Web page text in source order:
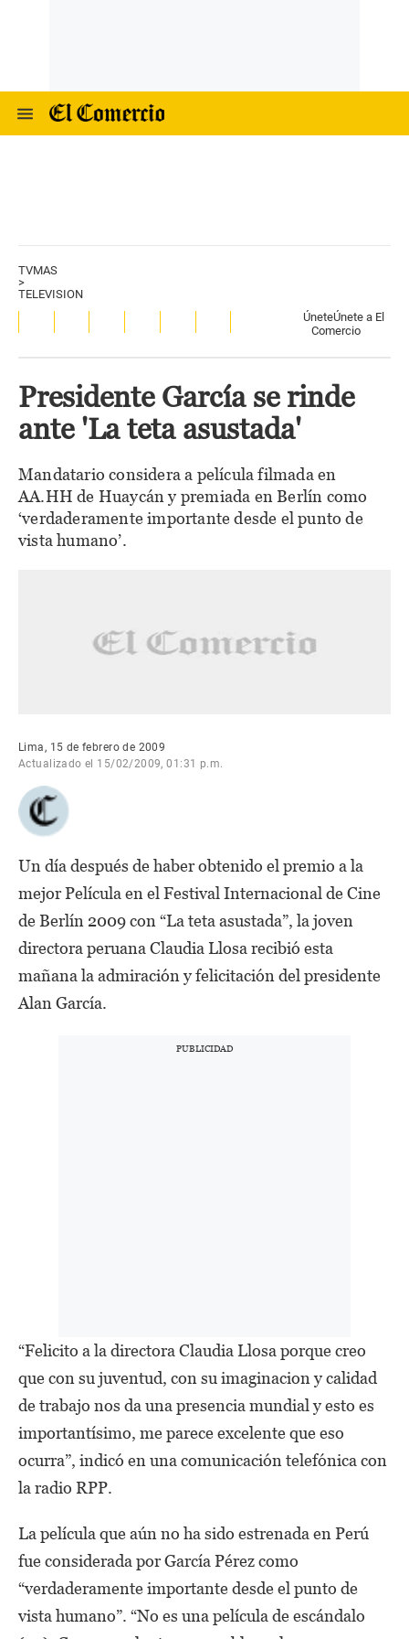
TVMAS
>
TELEVISION
ÚneteÚnete a El
Comercio
Presidente García se rinde
ante 'La teta asustada'
Mandatario considera a película filmada en
AA.HH de Huaycán y premiada en Berlín como
‘verdaderamente importante desde el punto de
vista humano’.
Lima, 15 de febrero de 2009
Actualizado el 15/02/2009, 01:31 p.m.
Un día después de haber obtenido el premio a la
mejor Película en el Festival Internacional de Cine
de Berlín 2009 con “La teta asustada”, la joven
directora peruana Claudia Llosa recibió esta
mañana la admiración y felicitación del presidente
Alan García.
“Felicito a la directora Claudia Llosa porque creo
que con su juventud, con su imaginacion y calidad
de trabajo nos da una presencia mundial y esto es
importantísimo, me parece excelente que eso
ocurra”, indicó en una comunicación telefónica con
la radio RPP.
La película que aún no ha sido estrenada en Perú
fue considerada por García Pérez como
“verdaderamente importante desde el punto de
vista humano”. “No es una película de escándalo